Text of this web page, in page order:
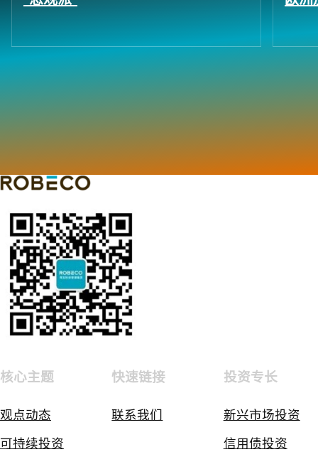
核心主题
观点动态
可持续投资
快速链接
联系我们
投资专长
新兴市场投资
信用债投资